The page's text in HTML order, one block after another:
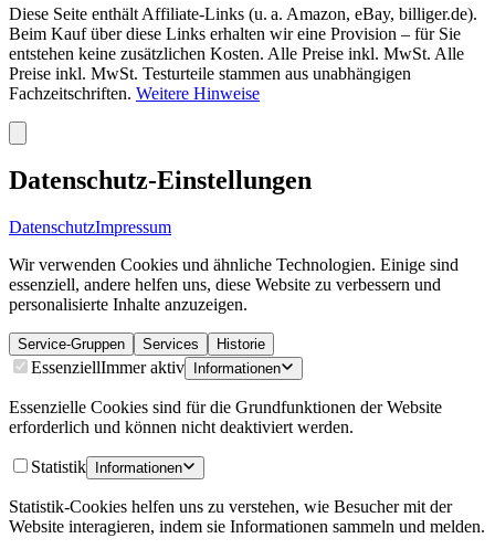
Diese Seite enthält Affiliate-Links (u. a. Amazon, eBay, billiger.de).
Beim Kauf über diese Links erhalten wir eine Provision – für Sie
entstehen keine zusätzlichen Kosten. Alle Preise inkl. MwSt. Alle
Preise inkl. MwSt. Testurteile stammen aus unabhängigen
Fachzeitschriften. Weitere Hinweise
Datenschutz-Einstellungen
DatenschutzImpressum
Wir verwenden Cookies und ähnliche Technologien. Einige sind
essenziell, andere helfen uns, diese Website zu verbessern und
personalisierte Inhalte anzuzeigen.
Service-Gruppen Services Historie
EssenziellImmer aktiv Informationen
Essenzielle Cookies sind für die Grundfunktionen der Website
erforderlich und können nicht deaktiviert werden.
Statistik Informationen
Statistik-Cookies helfen uns zu verstehen, wie Besucher mit der
Website interagieren, indem sie Informationen sammeln und melden.